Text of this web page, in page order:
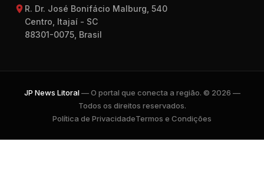
R. Dr. José Bonifácio Malburg, 540
Centro, Itajaí - SC
88301-0075, Brasil
JP News Litoral— O portal que conecta a região. © 2026 —
Todos os direitos reservados.
Política de PrivacidadeTermos e Condições